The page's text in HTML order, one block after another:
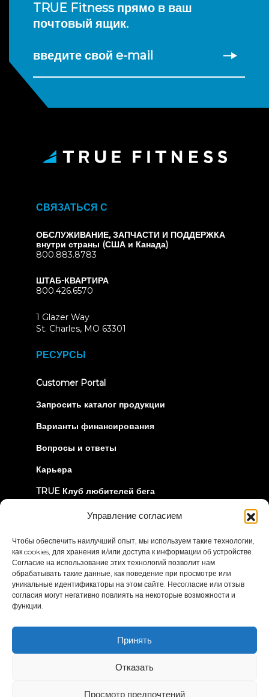
Управление согласием
Чтобы обеспечить наилучший опыт, мы используем такие технологии,
как cookies, для хранения и/или доступа к информации об устройстве.
Согласие на использование этих технологий позволит нам
обрабатывать такие данные, как поведение при просмотре или
уникальные идентификаторы на этом сайте. Несогласие или отзыв
согласия могут негативно повлиять на некоторые возможности и
функции.
Принять
Отказать
Просмотр предпочтений
TRUE Fitness прямо в ваш
почтовый ящик.
введите свой e-mail
СВЯЗАТЬСЯ С
ОБСЛУЖИВАНИЕ, ЗАПЧАСТИ И ПОДДЕРЖКА
внутри страны (США и Канада)
800.883.8783
ШТАБ-КВАРТИРА
800.426.6570
1 Glazer Way
St. Charles, MO 63301
РЕСУРСЫ
Customer Portal(opens
new
Запросить каталог продукции
Варианты финансирования
Вопросы и ответы
Карьера
TRUE Клуб любителей бега
Информация об отзыве
ДАВАЙТЕ СОЕДИНИМСЯ
© 2026 True Fitness. All Rights Reserved
Политика
Условия и положения
Заявление о доступности